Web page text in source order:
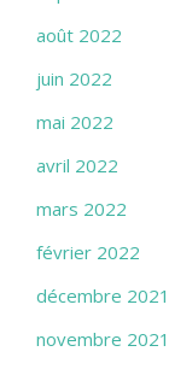
août 2022
juin 2022
mai 2022
avril 2022
mars 2022
février 2022
décembre 2021
novembre 2021